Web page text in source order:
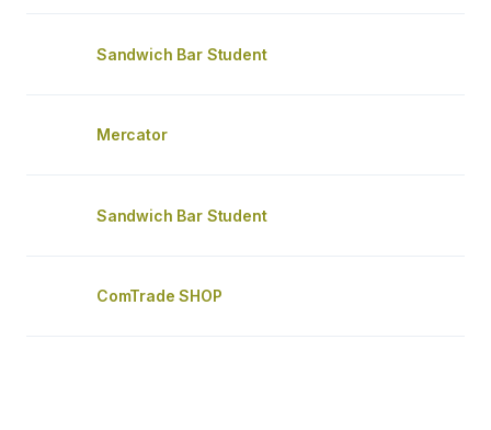
Sandwich Bar Student
Mercator
Sandwich Bar Student
ComTrade SHOP